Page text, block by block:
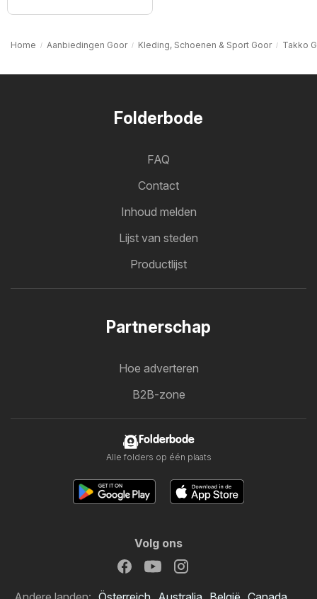
Home Aanbiedingen Goor Kleding, Schoenen & Sport Goor Takko
Folderbode
FAQ
Contact
Inhoud melden
Lijst van steden
Productlijst
Partnerschap
Hoe adverteren
B2B-zone
Folderbode
Alle folders op één plaats
Volg ons